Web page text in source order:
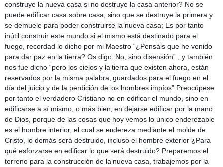
construye la nueva casa si no destruye la casa anterior? No se
puede edificar casa sobre casa, sino que se destruye la primera y
se demuele para poder construirse la nueva casa; Es por tanto
inútil construir este mundo si el mismo está destinado para el
fuego, recordad lo dicho por mi Maestro “¿Pensáis que he venido
para dar paz en la tierra? Os digo: No, sino disensión” , y también
nos fue dicho “pero los cielos y la tierra que existen ahora, están
reservados por la misma palabra, guardados para el fuego en el
día del juicio y de la perdición de los hombres impíos” Preocúpese
por tanto el verdadero Cristiano no en edificar el mundo, sino en
edificarse a sí mismo, o más bien, en dejarse edificar por la mano
de Dios, porque de las cosas que hoy vemos lo único enderezable
es el hombre interior, el cual se endereza mediante el molde de
Cristo, lo demás será destruido, incluso el hombre exterior ¿Para
qué esforzarse en edificar lo que será destruido? Preparemos el
terreno para la construcción de la nueva casa, trabajemos por la